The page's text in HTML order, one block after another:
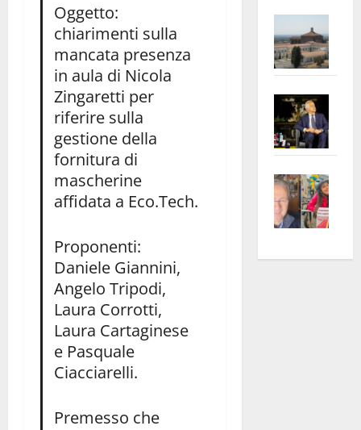
Oggetto:
chiarimenti sulla
mancata presenza
in aula di Nicola
Zingaretti per
riferire sulla
gestione della
fornitura di
mascherine
affidata a Eco.Tech.
Proponenti:
Daniele Giannini,
Angelo Tripodi,
Laura Corrotti,
Laura Cartaginese
e Pasquale
Ciacciarelli.
Premesso che
euro
apre